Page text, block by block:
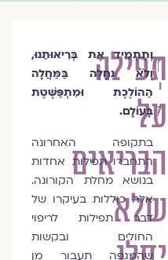
תפילה
על
הבריאים
שלא
ד״ר
יעל
לוין
וְתַתְמִיד אֶת בְּרִיאוּתֵנוּ,
וְלֹא נֶחֱלֶה בַּמַּחֲלָה
הַהוֹלֶכֶת וּמִתְפַּשֶּׁטֶת
בָּעוֹלָם.
בתקופה האחרונה
התחברו תפילות אחדות
בנושא מחלת הקורונה.
אלה כוללות בעיקרו של
דבר תפילות לריפוי
החולים ובקשות
שהמגפה תעבור מן